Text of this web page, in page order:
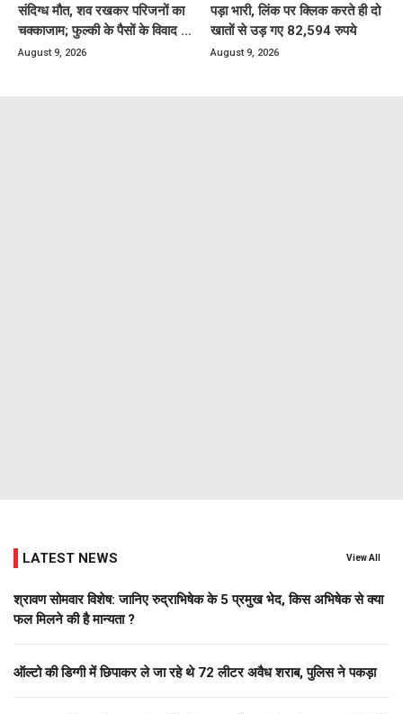
संदिग्ध मौत, शव रखकर परिजनों का
चक्काजाम; फुल्की के पैसों के विवाद से
जुड़ा मामला
August 9, 2026
पड़ा भारी, लिंक पर क्लिक करते ही दो
खातों से उड़ गए 82,594 रुपये
August 9, 2026
LATEST NEWS View All
श्रावण सोमवार विशेष: जानिए रुद्राभिषेक के 5 प्रमुख भेद, किस अभिषेक से क्या
फल मिलने की है मान्यता ?
ऑल्टो की डिग्गी में छिपाकर ले जा रहे थे 72 लीटर अवैध शराब, पुलिस ने पकड़ा